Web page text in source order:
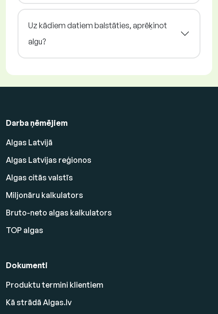
Uz kādiem datiem balstāties, aprēķinot
algu?
Darba ņēmējiem
Algas Latvijā
Algas Latvijas reģionos
Algas citās valstīs
Miljonāru kalkulators
Bruto-neto algas kalkulators
TOP algas
Dokumenti
Produktu termini klientiem
Kā strādā Algas.lv